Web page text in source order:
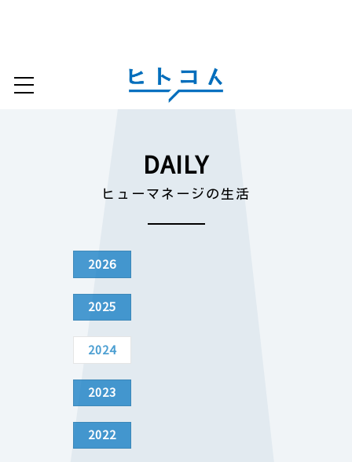
DAILY
ヒューマネージの生活
2026
2025
2024
2023
2022